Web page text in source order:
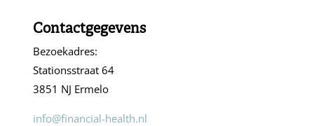
Contactgegevens
Bezoekadres:
Stationsstraat 64
3851 NJ Ermelo
info@financial-health.nl